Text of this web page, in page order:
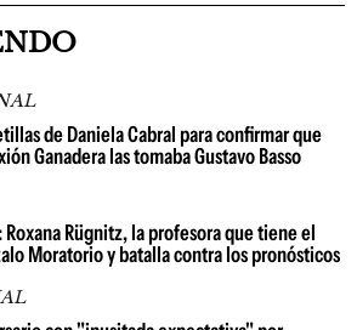
de Daniela Cabral para confirmar que
Ganadera las tomaba Gustavo Basso
Rügnitz, la profesora que tiene el
Moratorio y batalla contra los pronósticos